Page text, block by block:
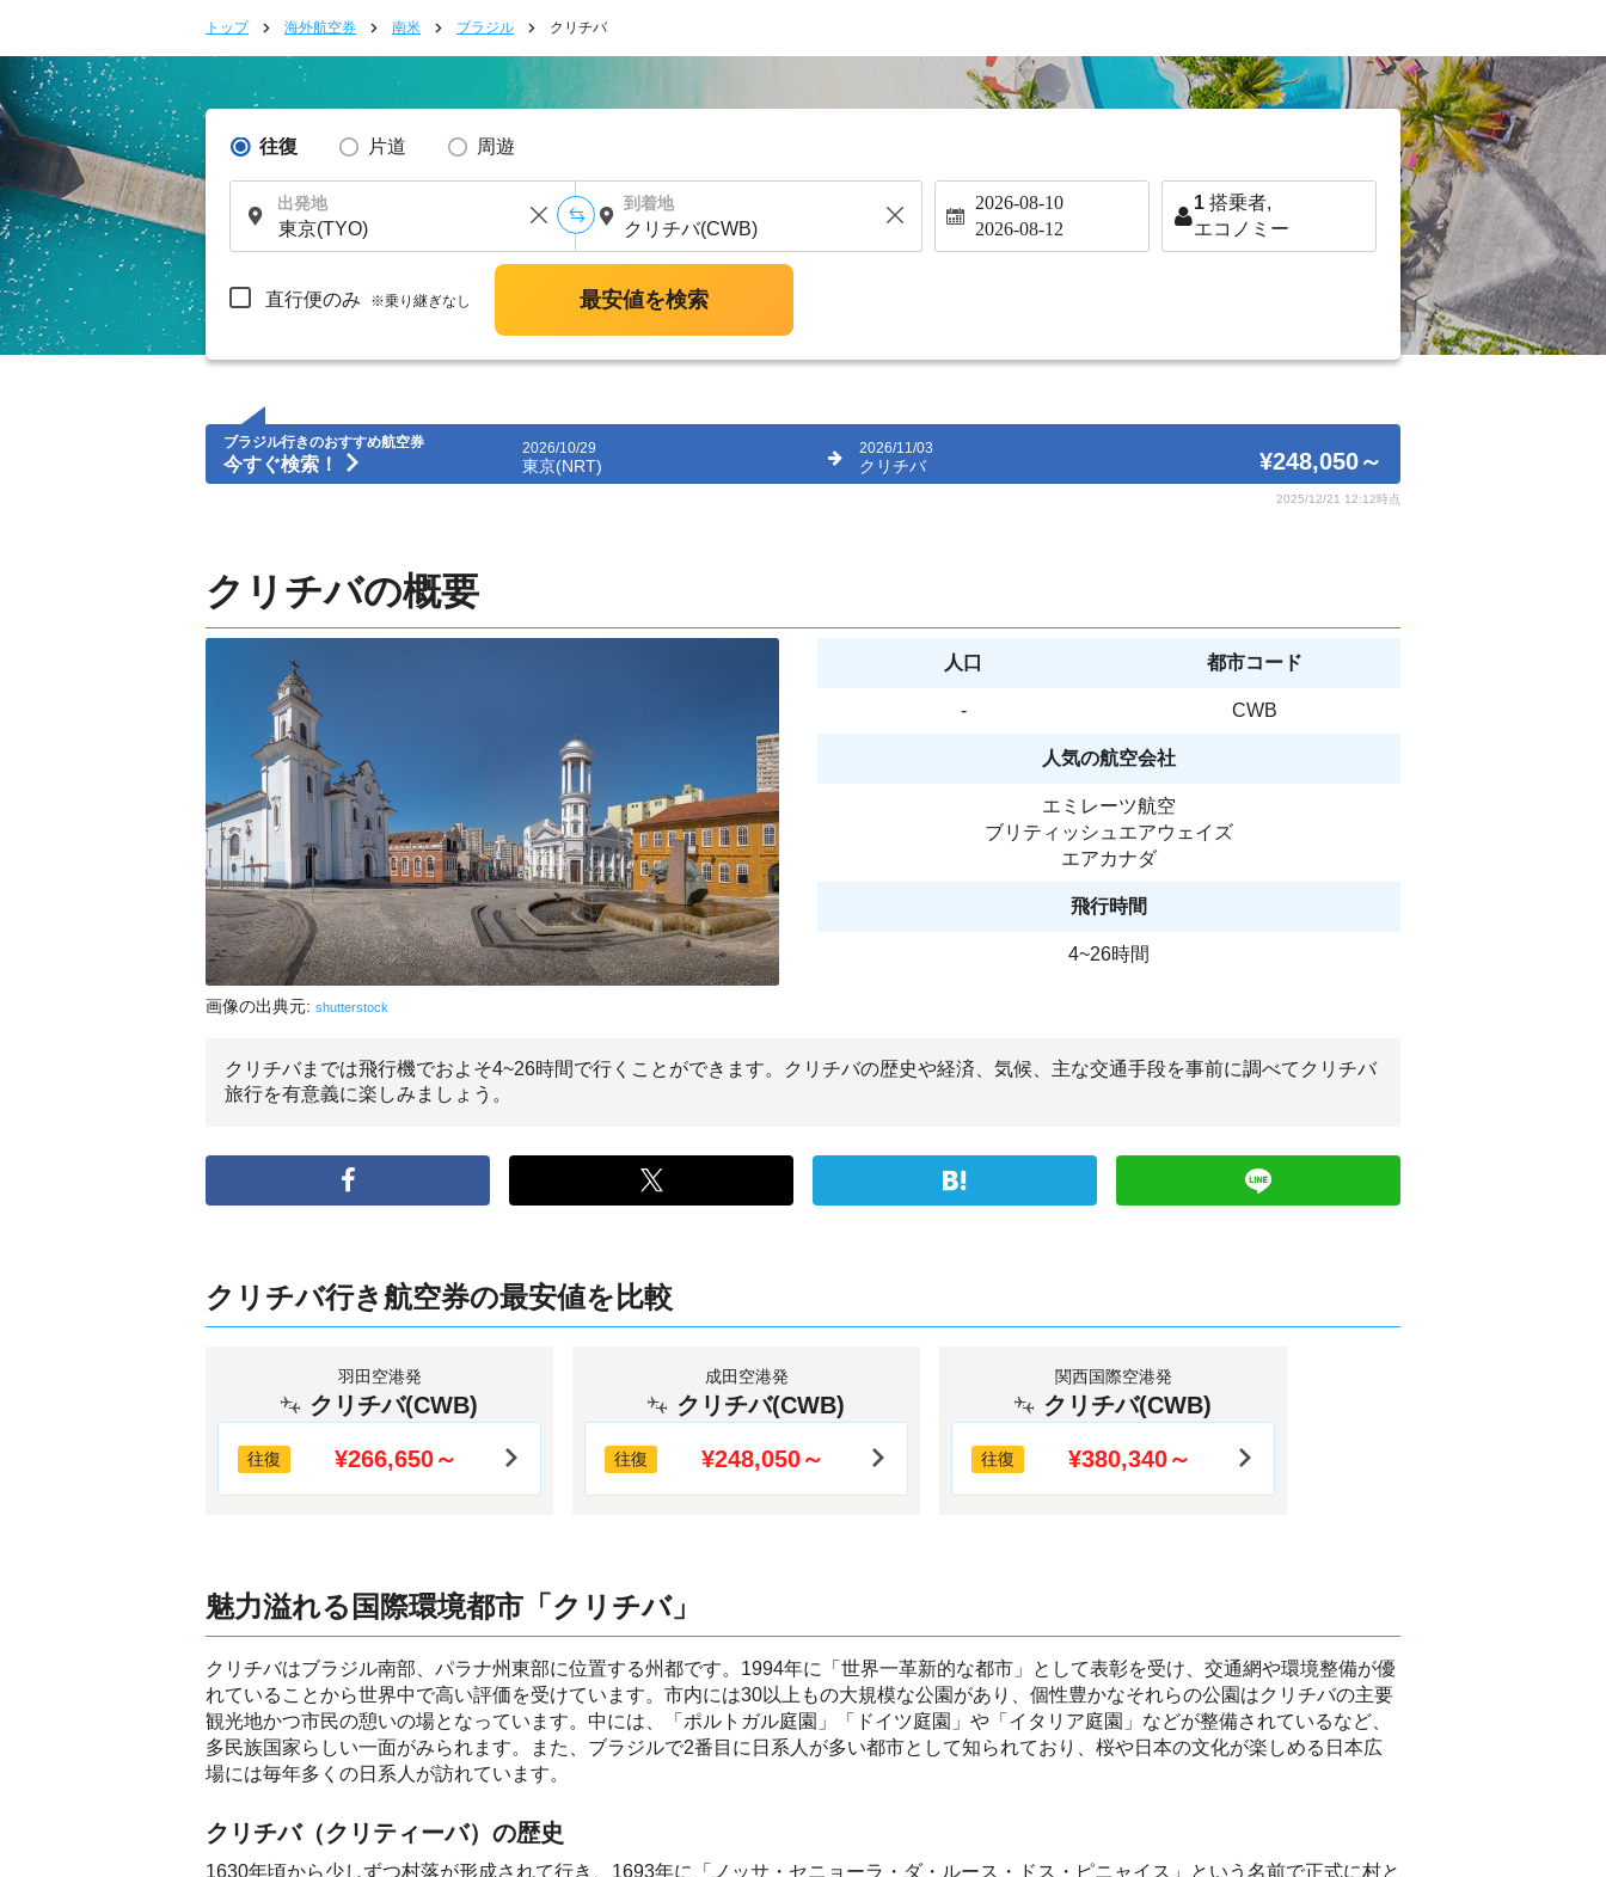
トップ 海外航空券 南米 ブラジル クリチバ
往復 片道 周遊
出発地 到着地 2026-08-10
2026-08-12
1 搭乗者,
エコノミー
直行便のみ ※乗り継ぎなし 最安値を検索
ブラジル行きのおすすめ航空券
今すぐ検索！
2026/10/29
東京(NRT)
2026/11/03
クリチバ ¥248,050～
2025/12/21 12:12時点
クリチバの概要
画像の出典元: shutterstock
人口 都市コード
- CWB
人気の航空会社
エミレーツ航空
ブリティッシュエアウェイズ
エアカナダ
飛行時間
4~26時間
クリチバまでは飛行機でおよそ4~26時間で行くことができます。クリチバの歴史や経済、気候、主な交通手段を事前に調べてクリチバ
旅行を有意義に楽しみましょう。
クリチバ行き航空券の最安値を比較
羽田空港発
クリチバ(CWB)
往復 ¥266,650～
成田空港発
クリチバ(CWB)
往復 ¥248,050～
関西国際空港発
クリチバ(CWB)
往復 ¥380,340～
魅力溢れる国際環境都市「クリチバ」
クリチバはブラジル南部、パラナ州東部に位置する州都です。1994年に「世界一革新的な都市」として表彰を受け、交通網や環境整備が優
れていることから世界中で高い評価を受けています。市内には30以上もの大規模な公園があり、個性豊かなそれらの公園はクリチバの主要
観光地かつ市民の憩いの場となっています。中には、「ポルトガル庭園」「ドイツ庭園」や「イタリア庭園」などが整備されているなど、
多民族国家らしい一面がみられます。また、ブラジルで2番目に日系人が多い都市として知られており、桜や日本の文化が楽しめる日本広
場には毎年多くの日系人が訪れています。
クリチバ（クリティーバ）の歴史
1630年頃から少しずつ村落が形成されて行き、1693年に「ノッサ・セニョーラ・ダ・ルース・ドス・ピニャイス」という名前で正式に村と